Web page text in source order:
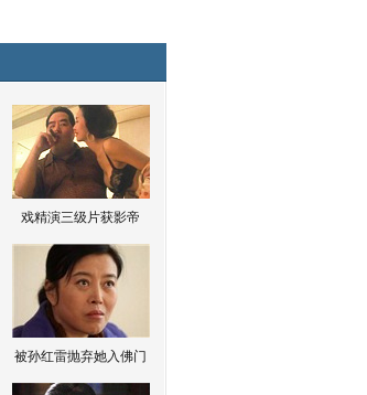
戏精演三级片获影帝
被孙红雷抛弃她入佛门